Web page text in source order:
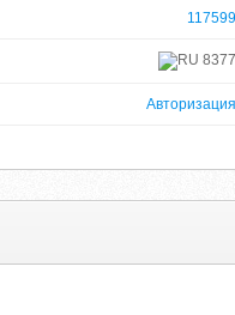
117599
8377
Авторизация